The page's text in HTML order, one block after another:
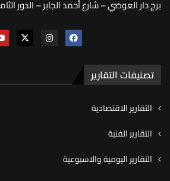
برج دار العوضي – شارع أحمد الجابر – الدور
تصنيفات التقارير
التقارير الاقتصادية
التقارير الفنية
التقارير اليومية والاسبوعية